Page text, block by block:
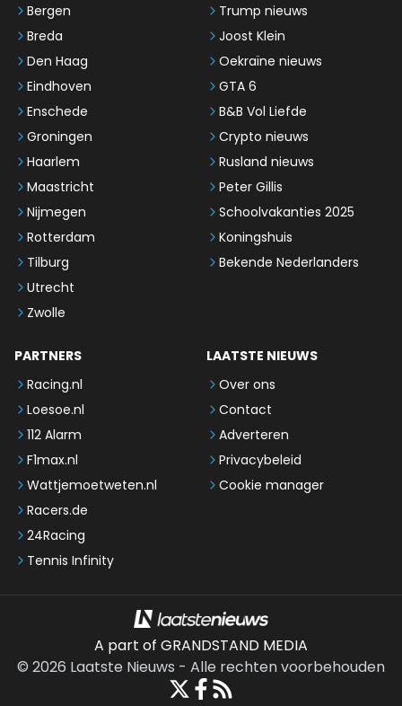
Bergen
Breda
Den Haag
Eindhoven
Enschede
Groningen
Haarlem
Maastricht
Nijmegen
Rotterdam
Tilburg
Utrecht
Zwolle
Trump nieuws
Joost Klein
Oekraïne nieuws
GTA 6
B&B Vol Liefde
Crypto nieuws
Rusland nieuws
Peter Gillis
Schoolvakanties 2025
Koningshuis
Bekende Nederlanders
PARTNERS
Racing.nl
Loesoe.nl
112 Alarm
F1max.nl
Wattjemoetweten.nl
Racers.de
24Racing
Tennis Infinity
LAATSTE NIEUWS
Over ons
Contact
Adverteren
Privacybeleid
Cookie manager
A part of GRANDSTAND MEDIA
© 2026 Laatste Nieuws - Alle rechten voorbehouden